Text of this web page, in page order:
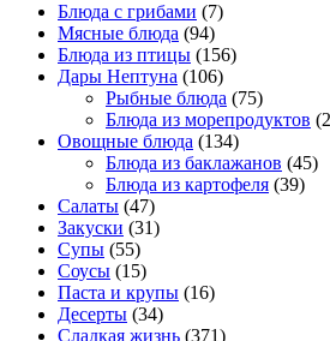
Блюда с грибами (7)
Мясные блюда (94)
Блюда из птицы (156)
Дары Нептуна (106)
Рыбные блюда (75)
Блюда из морепродуктов
Овощные блюда (134)
Блюда из баклажанов (45)
Блюда из картофеля (39)
Салаты (47)
Закуски (31)
Супы (55)
Соусы (15)
Паста и крупы (16)
Десерты (34)
Сладкая жизнь (371)